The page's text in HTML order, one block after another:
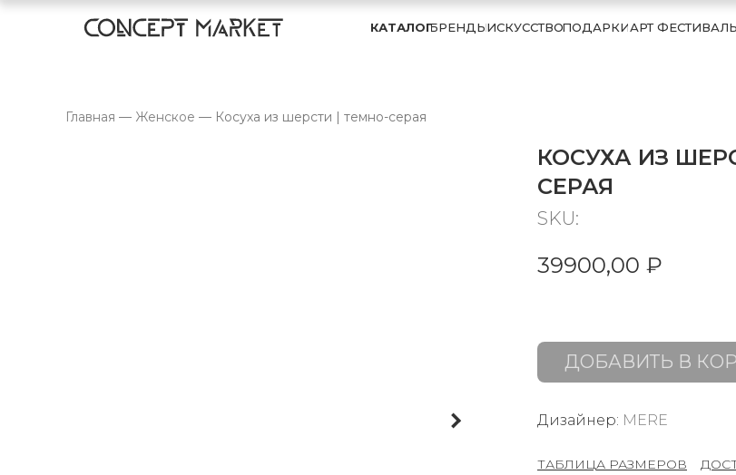
КАТАЛОГБРЕНДЫИСКУССТВОПОДАРКИАРТ ФЕСТИВАЛЬ
Главная — Женское — Косуха из шерсти | темно-серая
КОСУХА ИЗ
СЕРАЯ
SKU:
39900,00 ₽
ДОБАВИТЬ В
Дизайнер: MERE
ТАБЛИЦА РАЗМЕРОВ